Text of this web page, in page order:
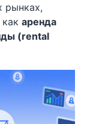
рынках,
аренда
(rental